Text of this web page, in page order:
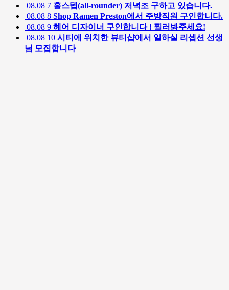
08.08 7 홀스텝(all-rounder) 저녁조 구하고 있습니다.
08.08 8 Shop Ramen Preston에서 주방직원 구인합니다.
08.08 9 헤어 디자이너 구인합니다 ! 찔러봐주세요!
08.08 10 시티에 위치한 뷰티샵에서 일하실 리셉션 선생
님 모집합니다